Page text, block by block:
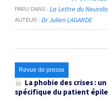
PARU DANS La Lettre du
AUTEUR Dr Julien LAGARDE
Revue de presse
La phobie des crises :
spécifique du patient